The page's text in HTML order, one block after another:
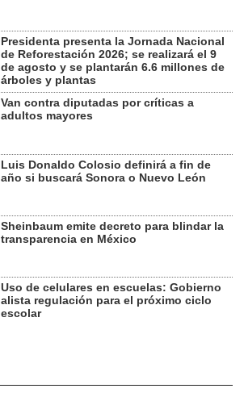
Presidenta presenta la Jornada Nacional
de Reforestación 2026; se realizará el 9
de agosto y se plantarán 6.6 millones de
árboles y plantas
Van contra diputadas por críticas a
adultos mayores
Luis Donaldo Colosio definirá a fin de
año si buscará Sonora o Nuevo León
Sheinbaum emite decreto para blindar la
transparencia en México
Uso de celulares en escuelas: Gobierno
alista regulación para el próximo ciclo
escolar